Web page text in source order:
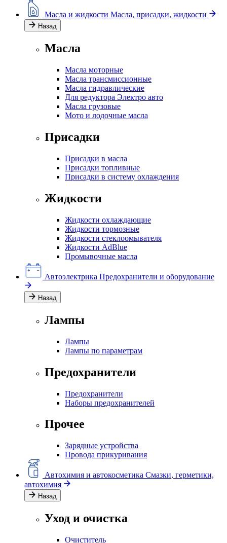
Масла и жидкости Масла, присадки, жидкости
Назад
Масла
Масла моторные
Масла трансмиссионные
Масла гидравлические
Для редуктора Электро авто
Масла грузовые
Мото и лодочные масла
Присадки
Присадки в масла
Присадки топливные
Присадки в систему охлаждения
Жидкости
Жидкости охлаждающие
Жидкости тормозные
Жидкости стеклоомывателя
Жидкости AdBlue
Промывочные масла
Автоэлектрика Предохранители и оборудование
Назад
Лампы
Лампы
Лампы по параметрам
Предохранители
Предохранители
Наборы предохранителей
Прочее
Зарядные устройства
Провода прикуривания
Автохимия и автокосметика Смазки, герметики,
автохимия
Назад
Уход и очистка
Очиститель